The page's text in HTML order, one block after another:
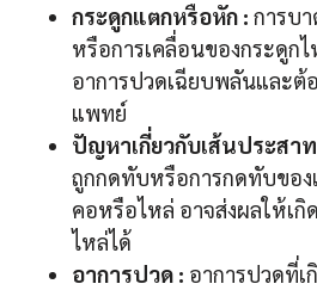
กระดูกแตกหรือหัก : การบ
หรือการเคลื่อนของกระดูก
อาการปวดเฉียบพลันและต้
แพทย์
ปัญหาเกี่ยวกับเส้นประสา
ถูกกดทับหรือการกดทับของ
คอหรือไหล่ อาจส่งผลให้เกิ
ไหล่ได้
อาการปวด : อาการปวดที่